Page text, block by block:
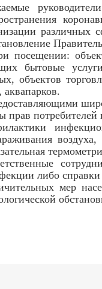
различных
посещении:
бытовые
объектов
потребителей
либо
мер